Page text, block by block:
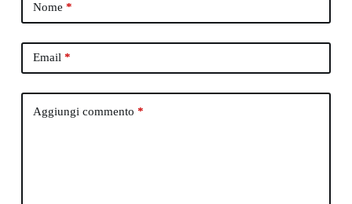
Nome *
Email*
Aggiungi commento *